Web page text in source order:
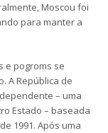
Moscou foi
para manter a
e pogroms se
A República de
– uma
Estado – baseada
1991. Após uma